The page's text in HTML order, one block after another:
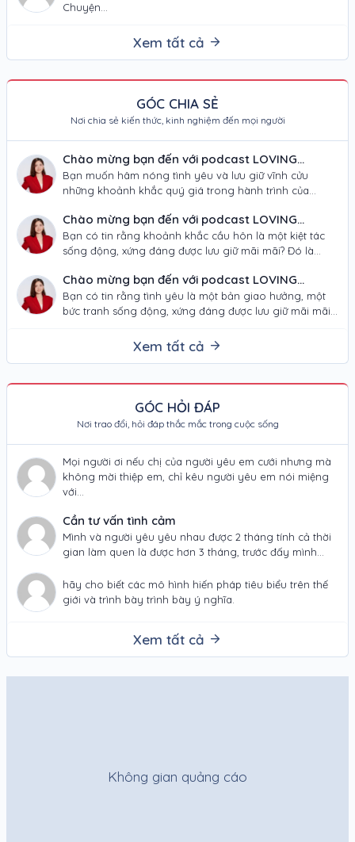
Chuyện…
Xem tất cả
GÓC CHIA SẺ
Nơi chia sẻ kiến thức, kinh nghiệm đến mọi người
Chào mừng bạn đến với podcast LOVING
JOURNEY – "NƠI TÌNH YÊU THÀNH KIỆT TÁC
NGHỆ THUẬT"!
Bạn muốn hâm nóng tình yêu và lưu giữ vĩnh cửu
những khoảnh khắc quý giá trong hành trình của
Chào mừng bạn đến với podcast LOVING
JOURNEY – "KIẾN TẠO HÀNH TRÌNH CẦU HÔN
VÀ NGHỆ THUẬT"!
Bạn có tin rằng khoảnh khắc cầu hôn là một kiệt tác
sống động, xứng đáng được lưu giữ mãi mãi? Đó là
Chào mừng bạn đến với podcast LOVING
JOURNEY – “KIẾN TẠO HÀNH TRÌNH TÌNH YÊU
VÀ NGHỆ THUẬT”!
Bạn có tin rằng tình yêu là một bản giao hưởng, một
bức tranh sống động, xứng đáng được lưu giữ mãi mãi?
Xem tất cả
GÓC HỎI ĐÁP
Nơi trao đổi, hỏi đáp thắc mắc trong cuộc sống
Mọi người ơi nếu chị của người yêu em cưới nhưng mà
không mời thiệp em, chỉ kêu người yêu em nói miệng
với…
Cần tư vấn tình cảm
Mình và người yêu yêu nhau được 2 tháng tính cả thời
gian làm quen là được hơn 3 tháng, trước đấy mình
hãy cho biết các mô hình hiến pháp tiêu biểu trên thế
giới và trình bày trình bày ý nghĩa.
Xem tất cả